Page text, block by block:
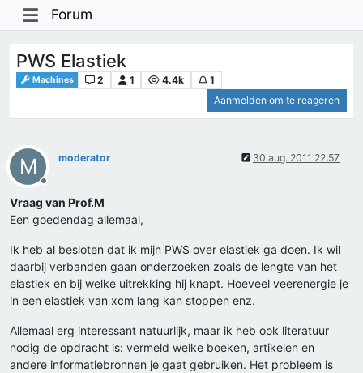
Forum
PWS Elastiek
Machines 2 1 4.4k
1
Aanmelden om te reageren
M
Offline
moderator 30 aug. 2011 22:57
Vraag van Prof.M
Een goedendag allemaal,
Ik heb al besloten dat ik mijn PWS over elastiek ga doen. Ik wil
daarbij verbanden gaan onderzoeken zoals de lengte van het
elastiek en bij welke uitrekking hij knapt. Hoeveel veerenergie je
in een elastiek van xcm lang kan stoppen enz.
Allemaal erg interessant natuurlijk, maar ik heb ook literatuur
nodig de opdracht is: vermeld welke boeken, artikelen en
andere informatiebronnen je gaat gebruiken. Het probleem is